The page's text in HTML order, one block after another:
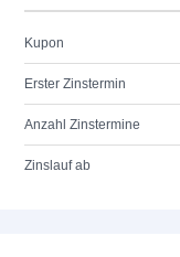
Kupon
Erster Zinstermin
Anzahl Zinstermine
Zinslauf ab